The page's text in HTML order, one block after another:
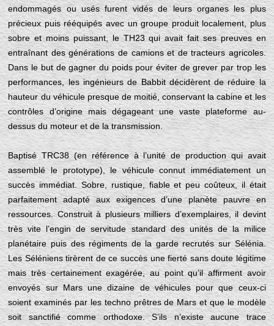
endommagés ou usés furent vidés de leurs organes les plus
précieux puis rééquipés avec un groupe produit localement, plus
sobre et moins puissant, le TH23 qui avait fait ses preuves en
entraînant des générations de camions et de tracteurs agricoles.
Dans le but de gagner du poids pour éviter de grever par trop les
performances, les ingénieurs de Babbit décidèrent de réduire la
hauteur du véhicule presque de moitié, conservant la cabine et les
contrôles d’origine mais dégageant une vaste plateforme au-
dessus du moteur et de la transmission.
Baptisé TRC38 (en référence à l’unité de production qui avait
assemblé le prototype), le véhicule connut immédiatement un
succès immédiat. Sobre, rustique, fiable et peu coûteux, il était
parfaitement adapté aux exigences d’une planète pauvre en
ressources. Construit à plusieurs milliers d’exemplaires, il devint
très vite l’engin de servitude standard des unités de la milice
planétaire puis des régiments de la garde recrutés sur Sélénia.
Les Séléniens tirèrent de ce succès une fierté sans doute légitime
mais très certainement exagérée, au point qu’il affirment avoir
envoyés sur Mars une dizaine de véhicules pour que ceux-ci
soient examinés par les techno prêtres de Mars et que le modèle
soit sanctifié comme orthodoxe. S’ils n’existe aucune trace